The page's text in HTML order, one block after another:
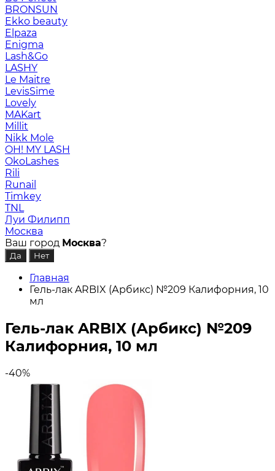
BRONSUN
Ekko beauty
Elpaza
Enigma
Lash&Go
LASHY
Le Maitre
LevisSime
Lovely
MAKart
Millit
Nikk Mole
OH! MY LASH
OkoLashes
Rili
Runail
Timkey
TNL
Луи Филипп
Москва
Ваш город Москва?
Главная
Гель-лак ARBIX (Арбикс) №209 Калифорния, 10
мл
Гель-лак ARBIX (Арбикс) №209
Калифорния, 10 мл
-40%